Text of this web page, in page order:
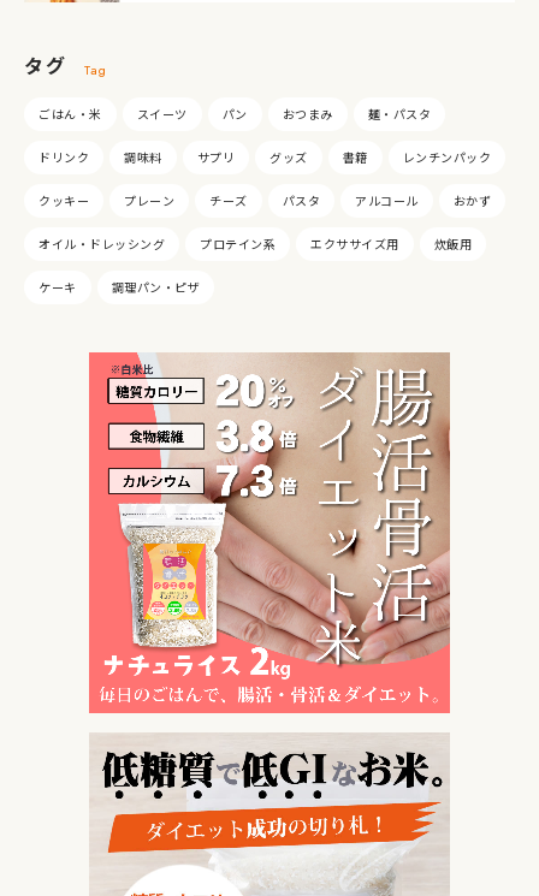
タグ Tag
ごはん・米 スイーツ パン おつまみ 麺・パスタ
ドリンク 調味料 サプリ グッズ 書籍 レンチンパック
クッキー プレーン チーズ パスタ アルコール おかず
オイル・ドレッシング プロテイン系 エクササイズ用 炊飯用
ケーキ 調理パン・ピザ